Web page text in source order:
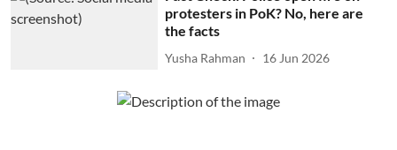
protesters in PoK? No, here are
the facts
Yusha Rahman 16 Jun 2026